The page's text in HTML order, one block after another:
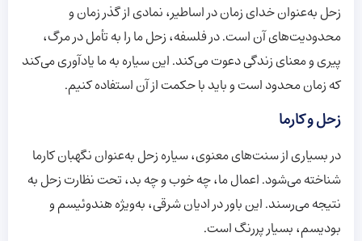
زحل به‌عنوان خدای زمان در اساطیر، نمادی از گذر زمان و
محدودیت‌های آن است. در فلسفه، زحل ما را به تأمل در مرگ،
پیری و معنای زندگی دعوت می‌کند. این سیاره به ما یادآوری می‌کند
که زمان محدود است و باید با حکمت از آن استفاده کنیم.
زحل و کارما
در بسیاری از سنت‌های معنوی، سیاره زحل به‌عنوان نگهبان کارما
شناخته می‌شود. اعمال ما، چه خوب و چه بد، تحت نظارت زحل به
نتیجه می‌رسند. این باور در ادیان شرقی، به‌ویژه هندوئیسم و
بودیسم، بسیار پررنگ است.